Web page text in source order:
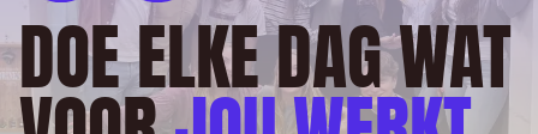
DOE ELKE DAG WAT